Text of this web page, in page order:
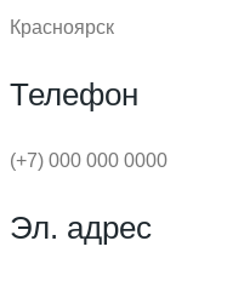
Красноярск
Телефон
(+7) 000 000 0000
Эл. адрес